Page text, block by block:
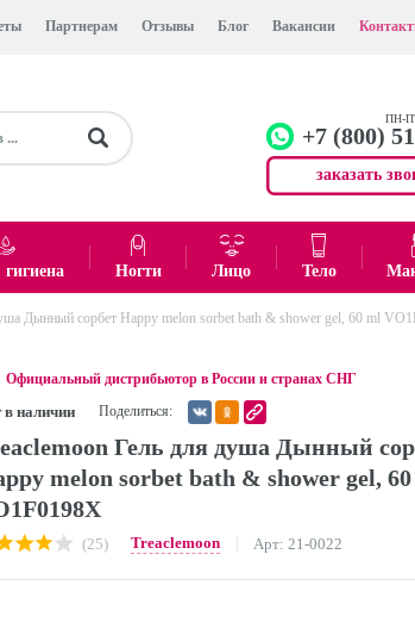
Партнерам Отзывы Блог Вакансии
ПН-
+7 (800)
заказать
Офис +7 (499)
Итого: 0 ₽
Ногти Лицо Тело
Дынный сорбет Happy melon sorbet bath & shower gel, 60 ml
Официальный дистрибьютор в России и странах СНГ
в наличии Поделиться:
Гель для душа Дынный
melon sorbet bath & shower gel,
(25) Treaclemoon Арт: 21-0022